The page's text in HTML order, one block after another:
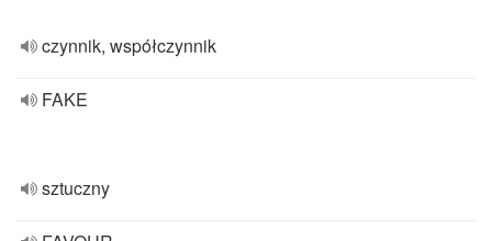
czynnik, współczynnik
FAKE
sztuczny